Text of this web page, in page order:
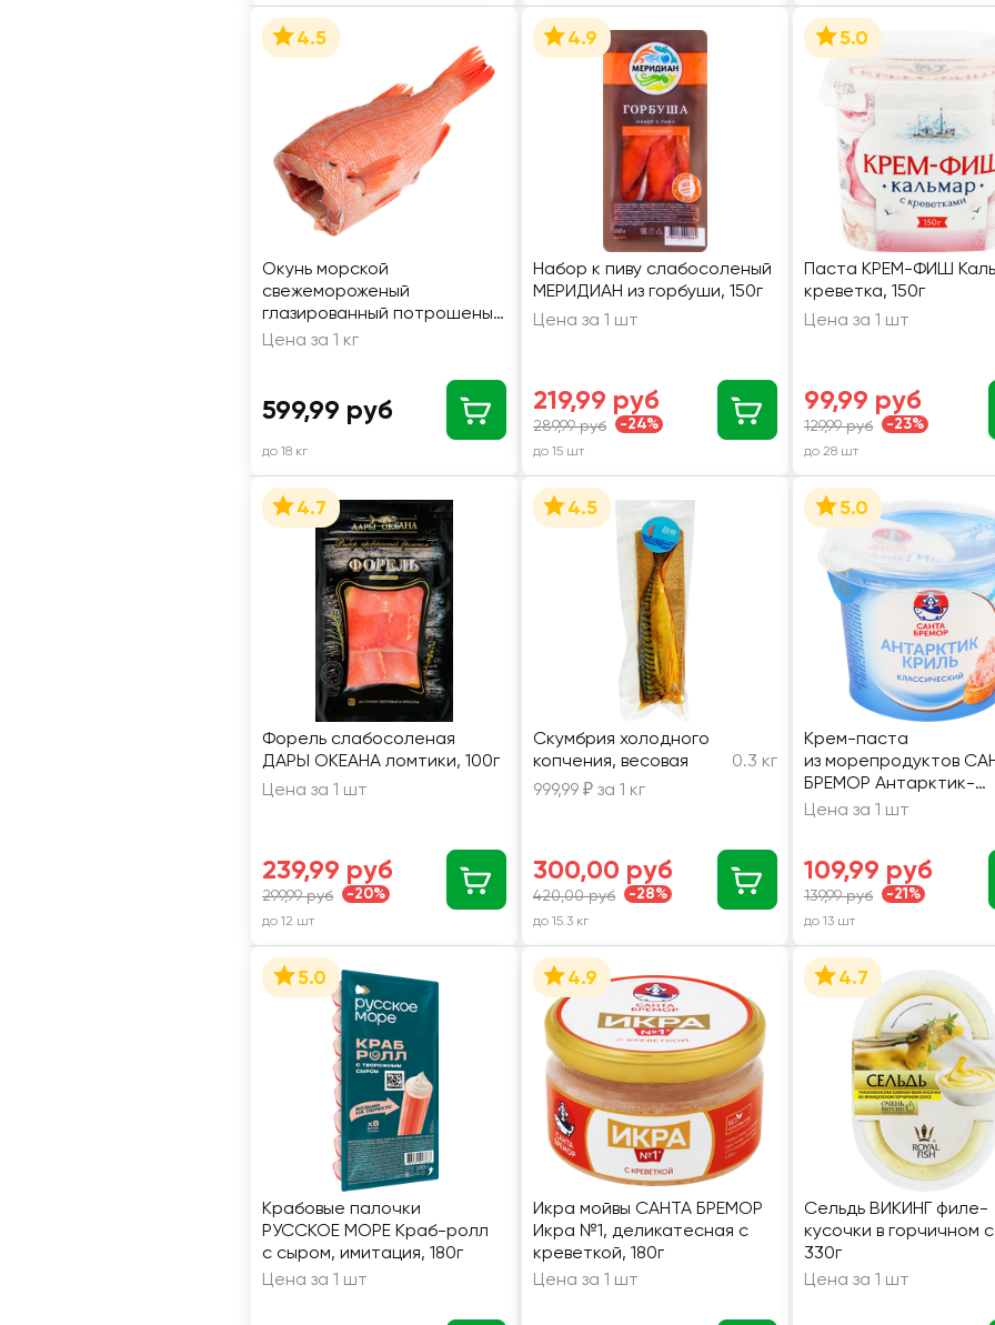
4.5
Окунь морской
свежемороженый
глазированный потрошеный
без головы, весовой
Цена за 1 кг
599,99 руб
до 18 кг
4.9
Набор к пиву слабосоленый
МЕРИДИАН из горбуши, 150г
Цена за 1 шт
219,99 руб
289,99 руб -24%
до 15 шт
5.0
Паста КРЕМ-ФИШ
креветка, 150г
Цена за 1 шт
99,99 руб
129,99 руб -23%
до 28 шт
4.7
Форель слабосоленая
ДАРЫ ОКЕАНА ломтики, 100г
Цена за 1 шт
239,99 руб
299,99 руб -20%
до 12 шт
4.5
Скумбрия холодного
копчения, весовая
0.3 кг
999,99 ₽ за 1 кг
300,00 руб
420,00 руб -28%
до 15.3 кг
5.0
Крем-паста
из морепродуктов
БРЕМОР Антарктик-
Криль классический,
Цена за 1 шт
109,99 руб
139,99 руб -21%
до 13 шт
5.0
Крабовые палочки
РУССКОЕ МОРЕ Краб-ролл
с сыром, имитация, 180г
Цена за 1 шт
4.9
Икра мойвы САНТА БРЕМОР
Икра №1, деликатесная с
креветкой, 180г
Цена за 1 шт
4.7
Сельдь ВИКИНГ филе-
кусочки в горчичном
330г
Цена за 1 шт